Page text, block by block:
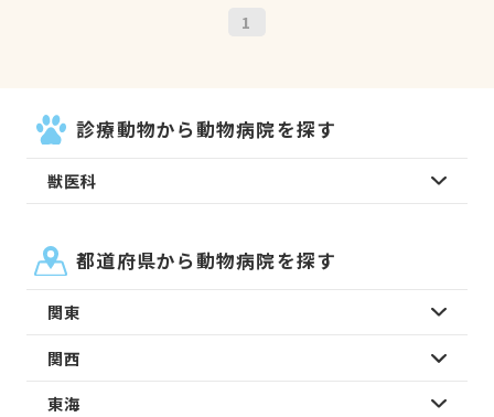
1
診療動物から動物病院を探す
獣医科
都道府県から動物病院を探す
関東
関西
東海